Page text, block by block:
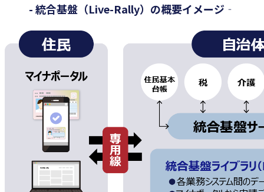
- 統合基盤（Live-Rally）の概要イメージ‐